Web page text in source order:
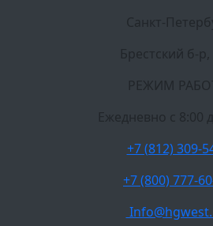
Санкт-
Брестский б-р,
РЕЖИМ
Ежедневно c 8:00
+7 (812) 309-
+7 (800) 777-